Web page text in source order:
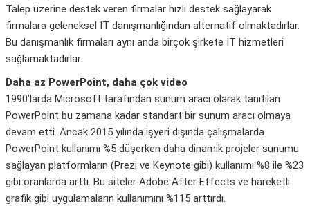
Talep üzerine destek veren firmalar hızlı destek sağlayarak
firmalara geleneksel IT danışmanlığından alternatif olmaktadırlar.
Bu danışmanlık firmaları aynı anda birçok şirkete IT hizmetleri
sağlamaktadırlar.
Daha az PowerPoint, daha çok video
1990’larda Microsoft tarafından sunum aracı olarak tanıtılan
PowerPoint bu zamana kadar standart bir sunum aracı olmaya
devam etti. Ancak 2015 yılında işyeri dışında çalışmalarda
PowerPoint kullanımı %5 düşerken daha dinamik projeler sunumu
sağlayan platformların (Prezi ve Keynote gibi) kullanımı %8 ile %23
gibi oranlarda arttı. Bu siteler Adobe After Effects ve hareketli
grafik gibi uygulamaların kullanımını %115 arttırdı.